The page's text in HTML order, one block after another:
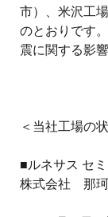
市）、米沢工
のとおりです
震に関する影
＜当社工場の
■ルネサス セ
株式会社 那珂